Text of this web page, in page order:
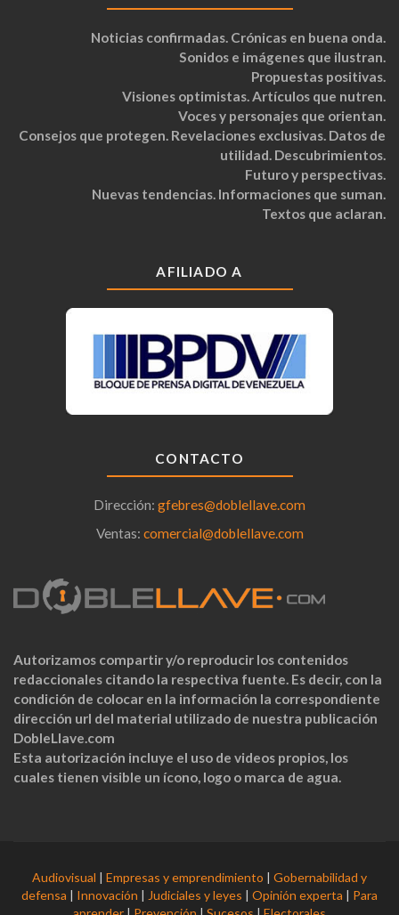
Noticias confirmadas. Crónicas en buena onda.
Sonidos e imágenes que ilustran.
Propuestas positivas.
Visiones optimistas. Artículos que nutren.
Voces y personajes que orientan.
Consejos que protegen. Revelaciones exclusivas. Datos de
utilidad. Descubrimientos.
Futuro y perspectivas.
Nuevas tendencias. Informaciones que suman.
Textos que aclaran.
AFILIADO A
CONTACTO
Dirección: gfebres@doblellave.com
Ventas: comercial@doblellave.com
Autorizamos compartir y/o reproducir los contenidos
redaccionales citando la respectiva fuente. Es decir, con la
condición de colocar en la información la correspondiente
dirección url del material utilizado de nuestra publicación
DobleLlave.com
Esta autorización incluye el uso de videos propios, los
cuales tienen visible un ícono, logo o marca de agua.
Audiovisual | Empresas y emprendimiento | Gobernabilidad y
defensa | Innovación | Judiciales y leyes | Opinión experta | Para